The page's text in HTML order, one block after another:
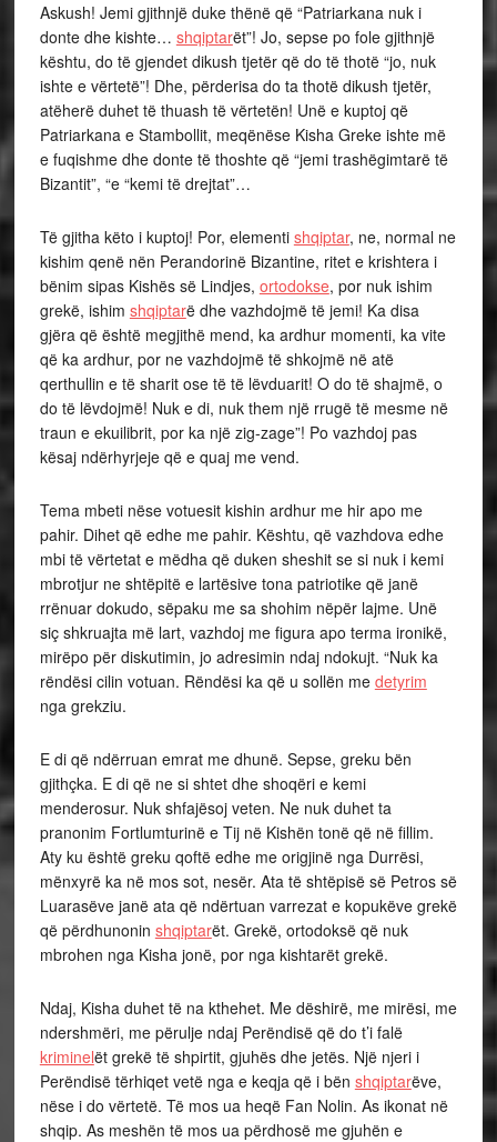
Askush! Jemi gjithnjë duke thënë që “Patriarkana nuk i
donte dhe kishte… shqiptarët”! Jo, sepse po fole gjithnjë
kështu, do të gjendet dikush tjetër që do të thotë “jo, nuk
ishte e vërtetë”! Dhe, përderisa do ta thotë dikush tjetër,
atëherë duhet të thuash të vërtetën! Unë e kuptoj që
Patriarkana e Stambollit, meqënëse Kisha Greke ishte më
e fuqishme dhe donte të thoshte që “jemi trashëgimtarë të
Bizantit”, “e “kemi të drejtat”…
Të gjitha këto i kuptoj! Por, elementi shqiptar, ne, normal ne
kishim qenë nën Perandorinë Bizantine, ritet e krishtera i
bënim sipas Kishës së Lindjes, ortodokse, por nuk ishim
grekë, ishim shqiptarë dhe vazhdojmë të jemi! Ka disa
gjëra që është megjithë mend, ka ardhur momenti, ka vite
që ka ardhur, por ne vazhdojmë të shkojmë në atë
qerthullin e të sharit ose të të lëvduarit! O do të shajmë, o
do të lëvdojmë! Nuk e di, nuk them një rrugë të mesme në
traun e ekuilibrit, por ka një zig-zage”! Po vazhdoj pas
kësaj ndërhyrjeje që e quaj me vend.
Tema mbeti nëse votuesit kishin ardhur me hir apo me
pahir. Dihet që edhe me pahir. Kështu, që vazhdova edhe
mbi të vërtetat e mëdha që duken sheshit se si nuk i kemi
mbrotjur ne shtëpitë e lartësive tona patriotike që janë
rrënuar dokudo, sëpaku me sa shohim nëpër lajme. Unë
siç shkruajta më lart, vazhdoj me figura apo terma ironikë,
mirëpo për diskutimin, jo adresimin ndaj ndokujt. “Nuk ka
rëndësi cilin votuan. Rëndësi ka që u sollën me detyrim
nga grekziu.
E di që ndërruan emrat me dhunë. Sepse, greku bën
gjithçka. E di që ne si shtet dhe shoqëri e kemi
menderosur. Nuk shfajësoj veten. Ne nuk duhet ta
pranonim Fortlumturinë e Tij në Kishën tonë që në fillim.
Aty ku është greku qoftë edhe me origjinë nga Durrësi,
mënxyrë ka në mos sot, nesër. Ata të shtëpisë së Petros së
Luarasëve janë ata që ndërtuan varrezat e kopukëve grekë
që përdhunonin shqiptarët. Grekë, ortodoksë që nuk
mbrohen nga Kisha jonë, por nga kishtarët grekë.
Ndaj, Kisha duhet të na kthehet. Me dëshirë, me mirësi, me
ndershmëri, me përulje ndaj Perëndisë që do t’i falë
kriminelët grekë të shpirtit, gjuhës dhe jetës. Një njeri i
Perëndisë tërhiqet vetë nga e keqja që i bën shqiptarëve,
nëse i do vërtetë. Të mos ua heqë Fan Nolin. As ikonat në
shqip. As meshën të mos ua përdhosë me gjuhën e